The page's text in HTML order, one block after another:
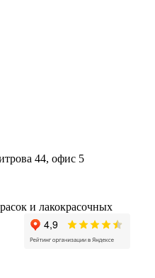
44, офис 5
и лакокрасочных